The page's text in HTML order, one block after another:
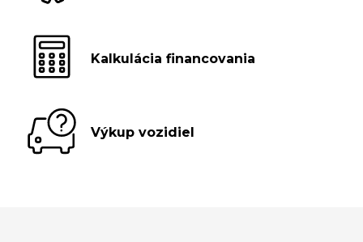
Kalkulácia financovania
Výkup vozidiel